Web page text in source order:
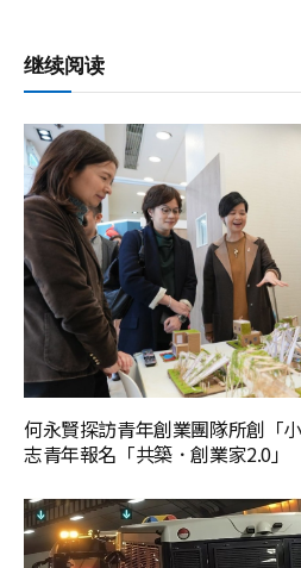
继续阅读
何永賢探訪青年創業團隊所創「
志青年報名「共築．創業家2.0」